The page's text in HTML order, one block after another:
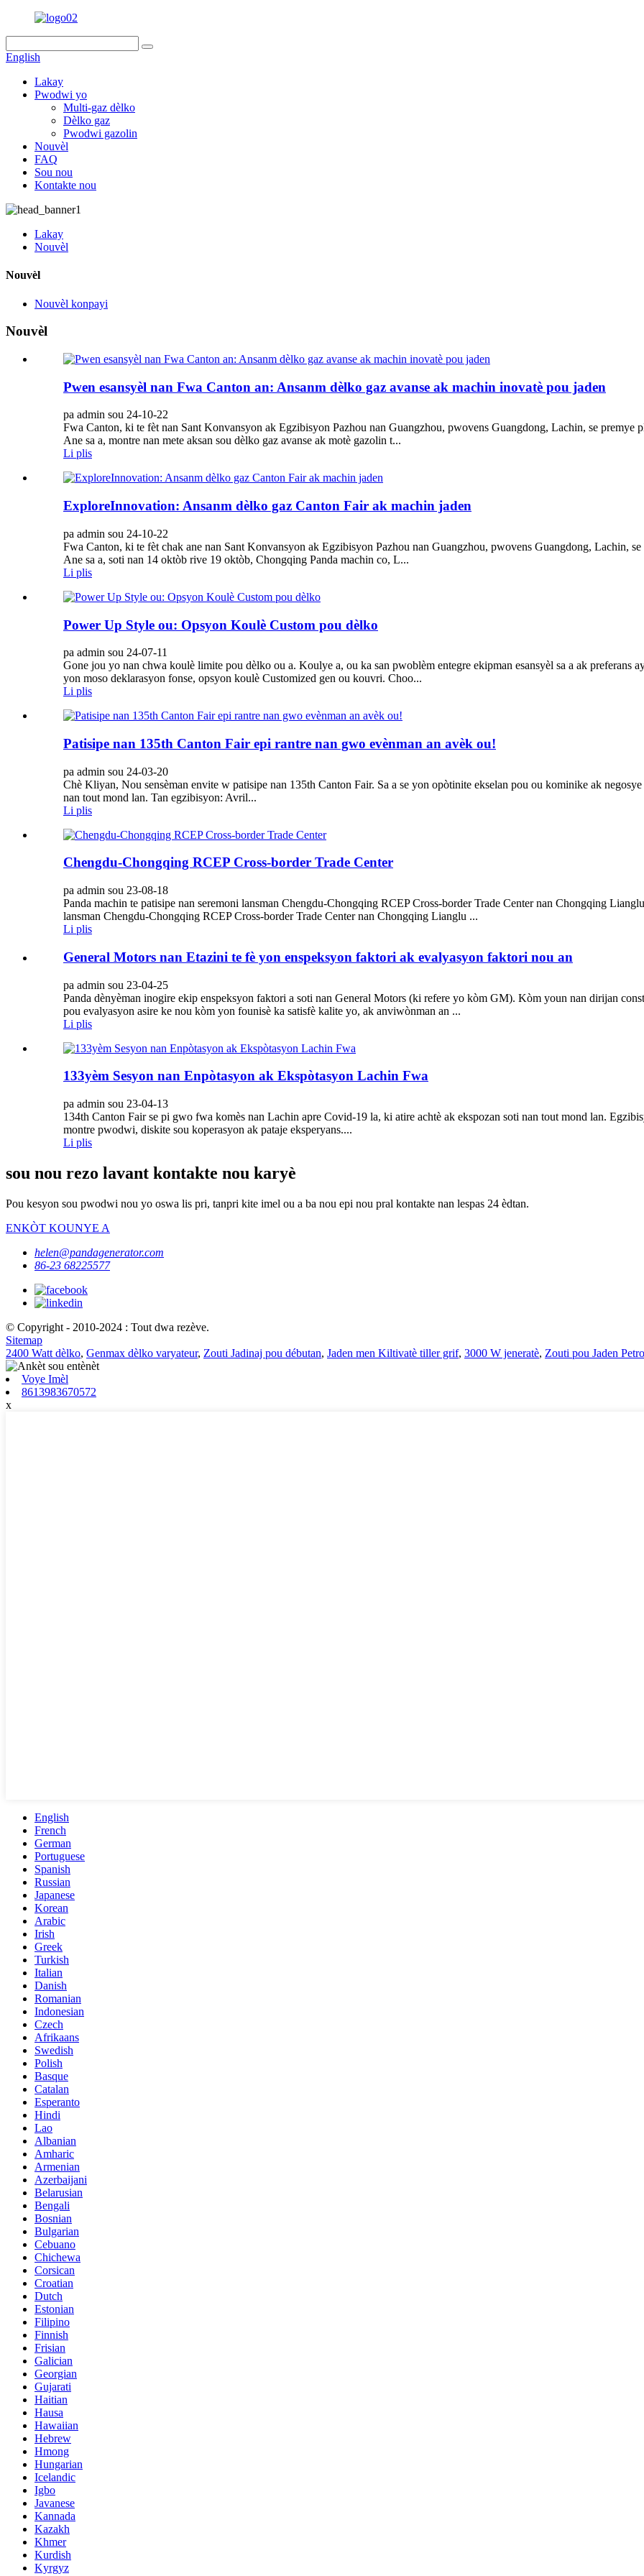
English
Lakay
Pwodwi yo
Multi-gaz dèlko
Dèlko gaz
Pwodwi gazolin
Nouvèl
FAQ
Sou nou
Kontakte nou
Lakay
Nouvèl
Nouvèl
Nouvèl konpayi
Nouvèl
Pwen esansyèl nan Fwa Canton an: Ansanm dèlko gaz avanse ak machin inovatè pou jaden
pa admin sou 24-10-22
Fwa Canton, ki te fèt nan Sant Konvansyon ak Egzibisyon Pazhou nan Guangzhou, pwovens Guangdong, Lachin, se
Ane sa a, montre nan mete aksan sou dèlko gaz avanse ak motè gazolin t...
Li plis
ExploreInnovation: Ansanm dèlko gaz Canton Fair ak machin jaden
pa admin sou 24-10-22
Fwa Canton, ki te fèt chak ane nan Sant Konvansyon ak Egzibisyon Pazhou nan Guangzhou, pwovens Guangdong, Lachin,
Ane sa a, soti nan 14 oktòb rive 19 oktòb, Chongqing Panda machin co, L...
Li plis
Power Up Style ou: Opsyon Koulè Custom pou dèlko
pa admin sou 24-07-11
Gone jou yo nan chwa koulè limite pou dèlko ou a. Koulye a, ou ka san pwoblèm entegre ekipman esansyèl sa a ak preferans
yon moso deklarasyon fonse, opsyon koulè Customized gen ou kouvri. Choo...
Li plis
Patisipe nan 135th Canton Fair epi rantre nan gwo evènman an avèk ou!
pa admin sou 24-03-20
Chè Kliyan, Nou sensèman envite w patisipe nan 135th Canton Fair. Sa a se yon opòtinite ekselan pou ou kominike ak
nan tout mond lan. Tan egzibisyon: Avril...
Li plis
Chengdu-Chongqing RCEP Cross-border Trade Center
pa admin sou 23-08-18
Panda machin te patisipe nan seremoni lansman Chengdu-Chongqing RCEP Cross-border Trade Center nan Chongqing
lansman Chengdu-Chongqing RCEP Cross-border Trade Center nan Chongqing Lianglu ...
Li plis
General Motors nan Etazini te fè yon enspeksyon faktori ak evalyasyon faktori nou an
pa admin sou 23-04-25
Panda dènyèman inogire ekip enspeksyon faktori a soti nan General Motors (ki refere yo kòm GM). Kòm youn nan dirijan
pou evalyasyon asire ke nou kòm yon founisè ka satisfè kalite yo, ak anviwònman an ...
Li plis
133yèm Sesyon nan Enpòtasyon ak Ekspòtasyon Lachin Fwa
pa admin sou 23-04-13
134th Canton Fair se pi gwo fwa komès nan Lachin apre Covid-19 la, ki atire achtè ak ekspozan soti nan tout mond lan.
montre pwodwi, diskite sou koperasyon ak pataje eksperyans....
Li plis
sou nou rezo lavant kontakte nou karyè
Pou kesyon sou pwodwi nou yo oswa lis pri, tanpri kite imel ou a ba nou epi nou pral kontakte nan lespas 24 èdtan.
ENKÒT KOUNYE A
helen@pandagenerator.com
86-23 68225577
© Copyright - 2010-2024 : Tout dwa rezève.
Sitemap
2400 Watt dèlko, Genmax dèlko varyateur, Zouti Jadinaj pou débutan, Jaden men Kiltivatè tiller grif, 3000 W jeneratè, Zouti pou Jaden
Voye Imèl
8613983670572
x
English
French
German
Portuguese
Spanish
Russian
Japanese
Korean
Arabic
Irish
Greek
Turkish
Italian
Danish
Romanian
Indonesian
Czech
Afrikaans
Swedish
Polish
Basque
Catalan
Esperanto
Hindi
Lao
Albanian
Amharic
Armenian
Azerbaijani
Belarusian
Bengali
Bosnian
Bulgarian
Cebuano
Chichewa
Corsican
Croatian
Dutch
Estonian
Filipino
Finnish
Frisian
Galician
Georgian
Gujarati
Haitian
Hausa
Hawaiian
Hebrew
Hmong
Hungarian
Icelandic
Igbo
Javanese
Kannada
Kazakh
Khmer
Kurdish
Kyrgyz